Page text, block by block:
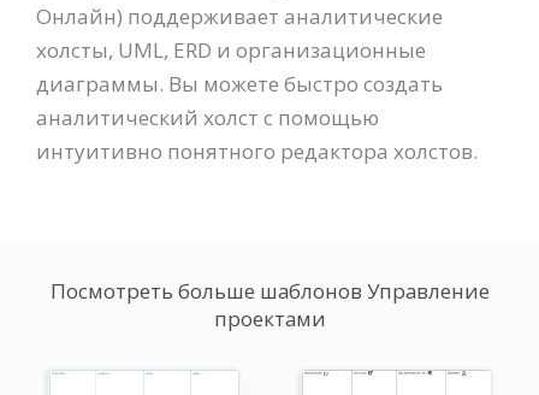
Онлайн) поддерживает аналитические
холсты, UML, ERD и организационные
диаграммы. Вы можете быстро создать
аналитический холст с помощью
интуитивно понятного редактора холстов.
Посмотреть больше шаблонов Управление
проектами